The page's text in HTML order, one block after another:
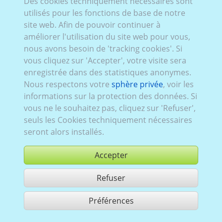
acheter
partager 1 résultats
utilisés pour les fonctions de base de notre
site web. Afin de pouvoir continuer à
améliorer l'utilisation du site web pour vous,
nous avons besoin de 'tracking cookies'. Si
vous cliquez sur 'Accepter', votre visite sera
enregistrée dans des statistiques anonymes.
Nous respectons votre sphère privée, voir les
informations sur la protection des données. Si
vous ne le souhaitez pas, cliquez sur 'Refuser',
seuls les Cookies techniquement nécessaires
seront alors installés.
Accepter
Refuser
Préférences